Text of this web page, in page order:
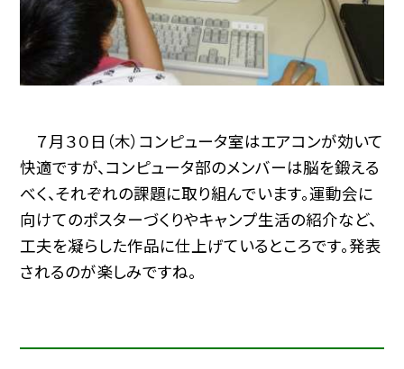
７月３０日（木）コンピュータ室はエアコンが効いて
快適ですが、コンピュータ部のメンバーは脳を鍛える
べく、それぞれの課題に取り組んでいます。運動会に
向けてのポスターづくりやキャンプ生活の紹介など、
工夫を凝らした作品に仕上げているところです。発表
されるのが楽しみですね。